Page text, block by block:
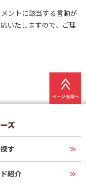
ントに該当する言動が
いたしますので、 ご理
す
紹介